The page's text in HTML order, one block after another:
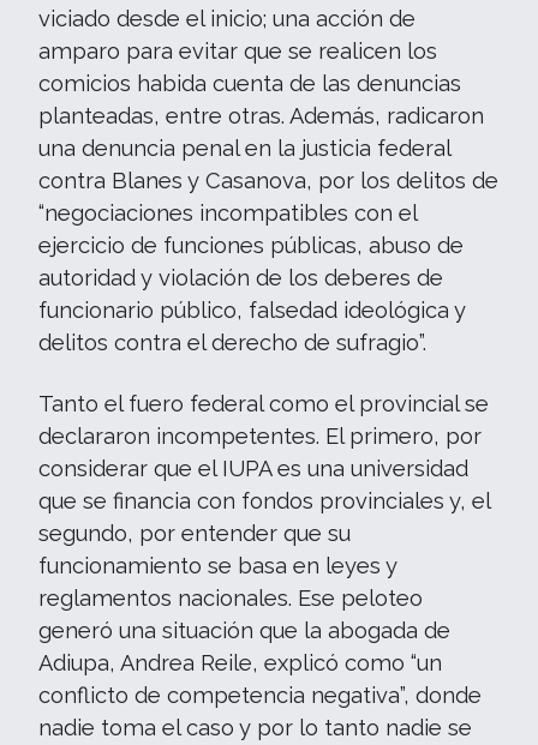
viciado desde el inicio; una acción de
amparo para evitar que se realicen los
comicios habida cuenta de las denuncias
planteadas, entre otras. Además, radicaron
una denuncia penal en la justicia federal
contra Blanes y Casanova, por los delitos de
“negociaciones incompatibles con el
ejercicio de funciones públicas, abuso de
autoridad y violación de los deberes de
funcionario público, falsedad ideológica y
delitos contra el derecho de sufragio”.
Tanto el fuero federal como el provincial se
declararon incompetentes. El primero, por
considerar que el IUPA es una universidad
que se financia con fondos provinciales y, el
segundo, por entender que su
funcionamiento se basa en leyes y
reglamentos nacionales. Ese peloteo
generó una situación que la abogada de
Adiupa, Andrea Reile, explicó como “un
conflicto de competencia negativa”, donde
nadie toma el caso y por lo tanto nadie se